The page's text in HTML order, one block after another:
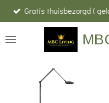
Ga
direct
naar
Gratis thuisbezorgd (